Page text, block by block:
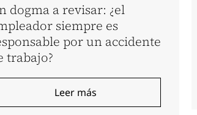
dogma a revisar: ¿el
siempre es
por un accidente
trabajo?
Leer más